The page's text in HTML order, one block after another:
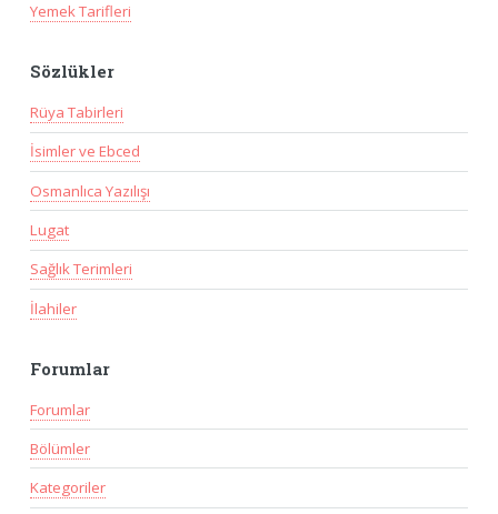
Yemek Tarifleri
Sözlükler
Rüya Tabirleri
İsimler ve Ebced
Osmanlıca Yazılışı
Lugat
Sağlık Terimleri
İlahiler
Forumlar
Forumlar
Bölümler
Kategoriler